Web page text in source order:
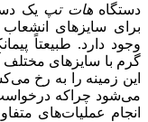
دستگاههات تپ یک
برای سایزهای
وجود دارد. طبیعتاً
گرم با سایزهای مختلف
این زمینه را به رخ
می‌شود چراکه
انجام عملیات‌های